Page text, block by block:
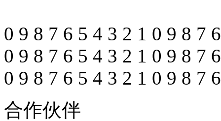
0 9 8 7 6 5 4 3 2 1 0 9 8 7 6
0 9 8 7 6 5 4 3 2 1 0 9 8 7 6
0 9 8 7 6 5 4 3 2 1 0 9 8 7 6
合作伙伴